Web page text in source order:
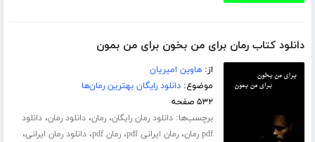
دانلود کتاب رمان برای من بخون برای من بمون
از:هاوین امیریان
موضوع:دانلود رایگان بهترین رمان‌ها
۵۳۲ صفحه
برچسب‌ها:دانلود رمان رایگان،رمان،دانلود رمان،دانلود
pdf رمان
،رمان ایرانی pdf ،رمان pdf ،دانلود رمان ایرانی،